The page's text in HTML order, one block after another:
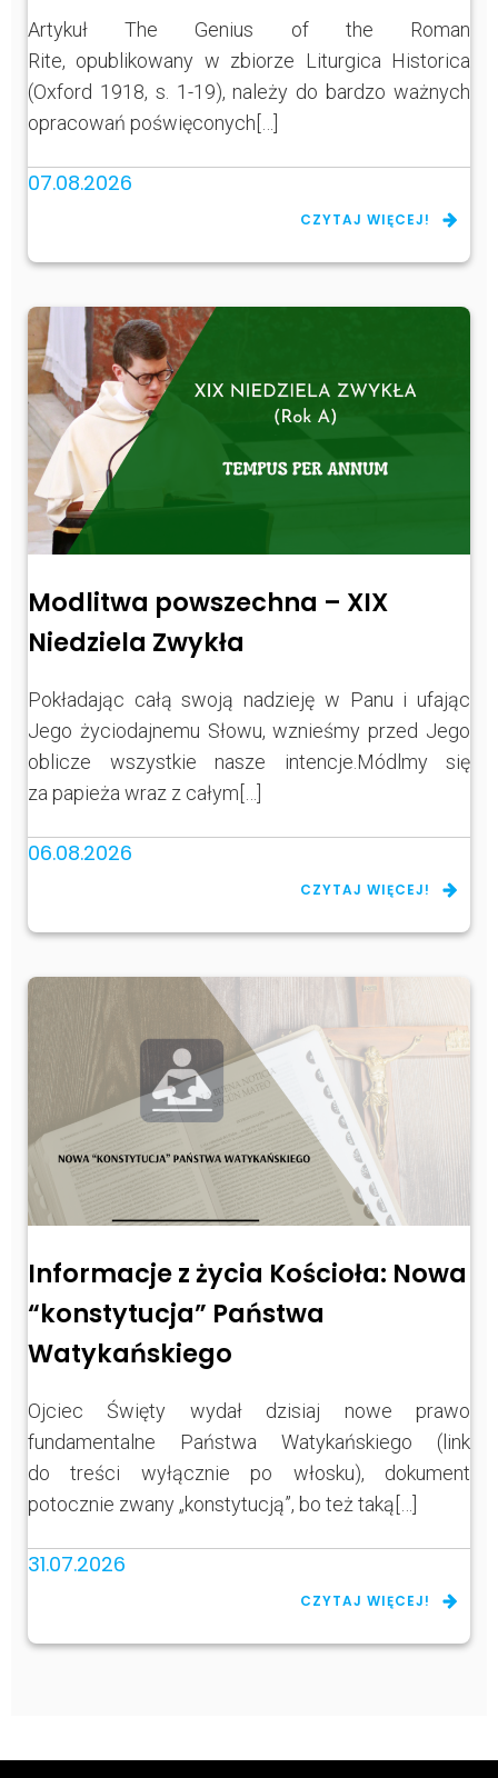
Artykuł The Genius of the Roman
Rite, opublikowany w zbiorze Liturgica Historica
(Oxford 1918, s. 1-19), należy do bardzo ważnych
opracowań poświęconych[…]
07.08.2026
CZYTAJ WIĘCEJ!
Modlitwa powszechna – XIX
Niedziela Zwykła
Pokładając całą swoją nadzieję w Panu i ufając
Jego życiodajnemu Słowu, wznieśmy przed Jego
oblicze wszystkie nasze intencje.Módlmy się
za papieża wraz z całym[…]
06.08.2026
CZYTAJ WIĘCEJ!
Informacje z życia Kościoła: Nowa
“konstytucja” Państwa
Watykańskiego
Ojciec Święty wydał dzisiaj nowe prawo
fundamentalne Państwa Watykańskiego (link
do treści wyłącznie po włosku), dokument
potocznie zwany „konstytucją”, bo też taką[…]
31.07.2026
CZYTAJ WIĘCEJ!